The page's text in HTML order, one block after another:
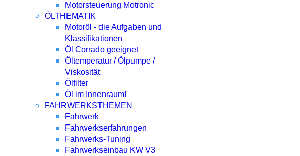
Motorsteuerung Motronic
ÖLTHEMATIK
Motoröl - die Aufgaben und
Klassifikationen
Öl Corrado geeignet
Öltemperatur / Ölpumpe /
Viskosität
Ölfilter
Öl im Innenraum!
FAHRWERKSTHEMEN
Fahrwerk
Fahrwerkserfahrungen
Fahrwerks-Tuning
Fahrwerkseinbau KW V3